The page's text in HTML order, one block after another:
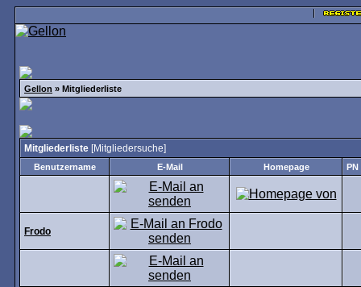
Gellon » Mitgliederliste
Mitgliederliste [Mitgliedersuche]
Benutzername E-Mail Homepage PN
Frodo